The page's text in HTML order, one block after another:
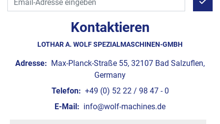
Kontaktieren
LOTHAR A. WOLF SPEZIALMASCHINEN-GMBH
Adresse: Max-Planck-Straße 55, 32107 Bad Salzuflen,
Germany
Telefon: +49 (0) 52 22 / 98 47 - 0
E-Mail: info@wolf-machines.de